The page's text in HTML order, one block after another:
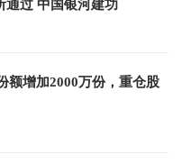
通过 中国银河建功
额增加2000万份，重仓股